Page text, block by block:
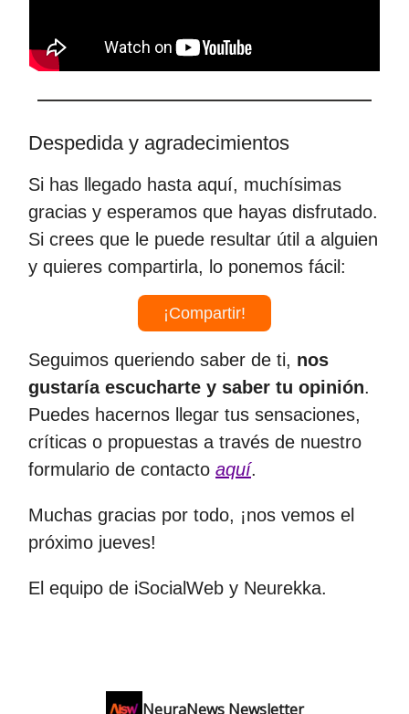
Despedida y agradecimientos
Si has llegado hasta aquí, muchísimas
gracias y esperamos que hayas disfrutado.
Si crees que le puede resultar útil a alguien
y quieres compartirla, lo ponemos fácil:
¡Compartir!
Seguimos queriendo saber de ti, nos
gustaría escucharte y saber tu opinión.
Puedes hacernos llegar tus sensaciones,
críticas o propuestas a través de nuestro
formulario de contacto aquí.
Muchas gracias por todo, ¡nos vemos el
próximo jueves!
El equipo de iSocialWeb y Neurekka.
NeuraNews Newsletter